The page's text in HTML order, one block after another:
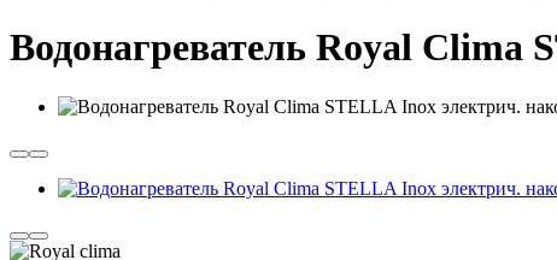
Водонагреватель Royal Clima